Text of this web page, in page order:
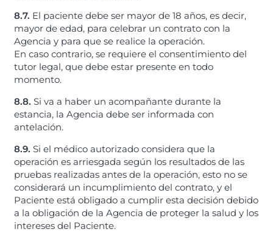
8.7. El paciente debe ser mayor de 18 años, es decir,
mayor de edad, para celebrar un contrato con la
Agencia y para que se realice la operación.
En caso contrario, se requiere el consentimiento del
tutor legal, que debe estar presente en todo
momento.
8.8. Si va a haber un acompañante durante la
estancia, la Agencia debe ser informada con
antelación.
8.9. Si el médico autorizado considera que la
operación es arriesgada según los resultados de las
pruebas realizadas antes de la operación, esto no se
considerará un incumplimiento del contrato, y el
Paciente está obligado a cumplir esta decisión debido
a la obligación de la Agencia de proteger la salud y los
intereses del Paciente.